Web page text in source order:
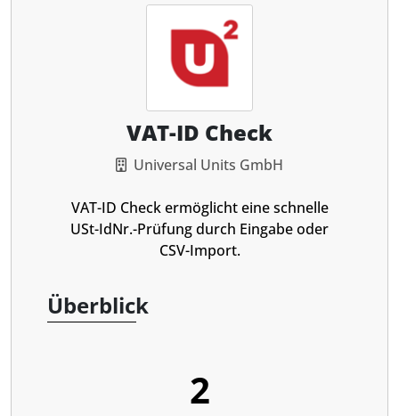
VAT-ID Check
Universal Units GmbH
VAT-ID Check ermöglicht eine schnelle
USt-IdNr.-Prüfung durch Eingabe oder
CSV-Import.
Überblick
2